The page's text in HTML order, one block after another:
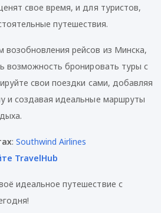
свое время, и для туристов,
путешествия.
рейсов из Минска,
возможность бронировать туры с
свои поездки сами, добавляя
и создавая идеальные маршруты
: Southwind Airlines
TravelHub
идеальное путешествие с